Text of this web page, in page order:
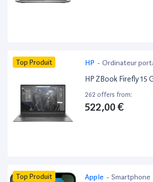
Top Produit HP - Ordinateur
HP ZBook Firefly 15
262 offers from:
522,00 €
Top Produit Apple - Smartphone